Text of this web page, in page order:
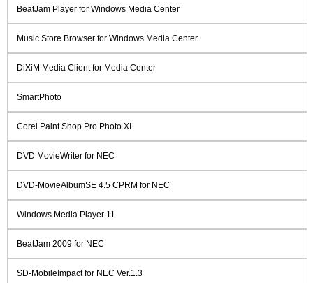
BeatJam Player for Windows Media Center
Music Store Browser for Windows Media Center
DiXiM Media Client for Media Center
SmartPhoto
Corel Paint Shop Pro Photo XI
DVD MovieWriter for NEC
DVD-MovieAlbumSE 4.5 CPRM for NEC
Windows Media Player 11
BeatJam 2009 for NEC
SD-MobileImpact for NEC Ver.1.3